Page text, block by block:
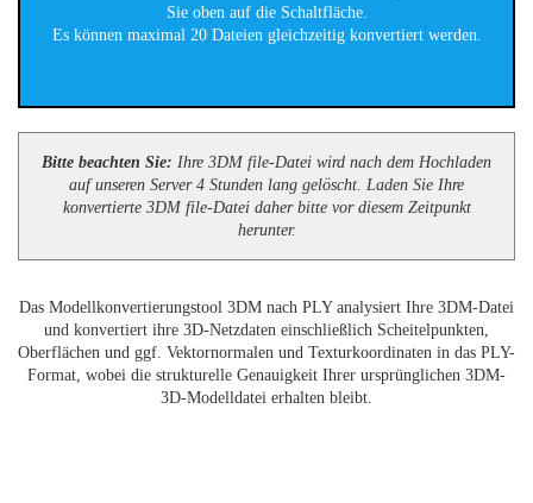
Sie oben auf die Schaltfläche.
Es können maximal 20 Dateien gleichzeitig konvertiert werden.
Bitte beachten Sie: Ihre 3DM file-Datei wird nach dem Hochladen
auf unseren Server 4 Stunden lang gelöscht. Laden Sie Ihre
konvertierte 3DM file-Datei daher bitte vor diesem Zeitpunkt
herunter.
Das Modellkonvertierungstool 3DM nach PLY analysiert Ihre 3DM-Datei
und konvertiert ihre 3D-Netzdaten einschließlich Scheitelpunkten,
Oberflächen und ggf. Vektornormalen und Texturkoordinaten in das PLY-
Format, wobei die strukturelle Genauigkeit Ihrer ursprünglichen 3DM-
3D-Modelldatei erhalten bleibt.